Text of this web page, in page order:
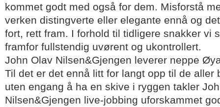
kommet godt med også for dem. Misforstå
verken distingverte eller elegante ennå og
fort, rett fram. I forhold til tidligere snakker vi
framfor fullstendig uvørent og ukontrollert.
John Olav Nilsen&Gjengen leverer neppe
Til det er det ennå litt for langt opp til de aller
uten engang å ha en skive i ryggen takler
Nilsen&Gjengen live-jobbing uforskammet